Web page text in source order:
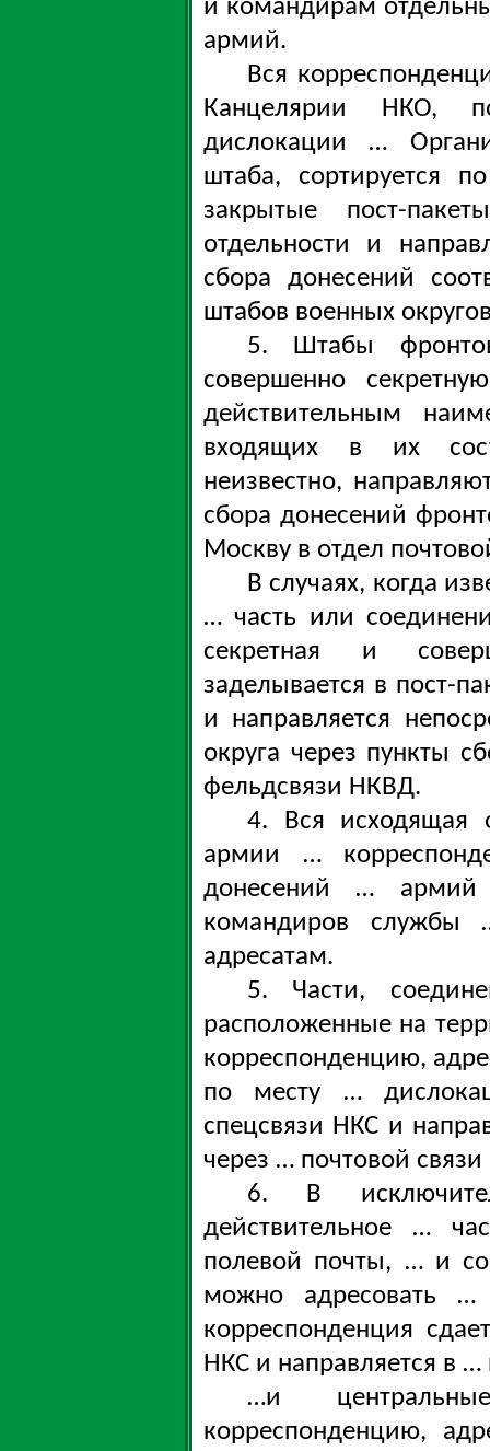
и командирам
армий.
Вся
Канцелярии НКО,
дислокации …
штаба, сортируется
закрытые пост-
отдельности и
сбора донесений
штабов военных
5. Штабы
совершенно
действительным
входящих в их
неизвестно,
сбора донесений
Москву в отдел
В случаях, когда
… часть или
секретная и
заделывается в пост-
и направляется
округа через пункты
фельдсвязи НКВД.
4. Вся исходящая
армии …
донесений …
командиров службы
адресатам.
5. Части,
расположенные на
корреспонденцию,
по месту …
спецсвязи НКС и
через … почтовой
6. В
действительное …
полевой почты, … и
можно адресовать
корреспонденция
НКС и направляется в
…и
корреспонденцию,